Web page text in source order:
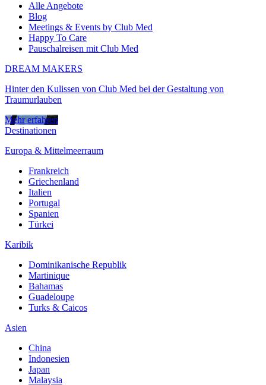
Alle Angebote
Blog
Meetings & Events by Club Med
Happy To Care
Pauschalreisen mit Club Med
DREAM MAKERS
Hinter den Kulissen von Club Med bei der Gestaltung von
Traumurlauben
Mehr erfahren
Destinationen
Europa & Mittelmeerraum
Frankreich
Griechenland
Italien
Portugal
Spanien
Türkei
Karibik
Dominikanische Republik
Martinique
Bahamas
Guadeloupe
Turks & Caicos
Asien
China
Indonesien
Japan
Malaysia